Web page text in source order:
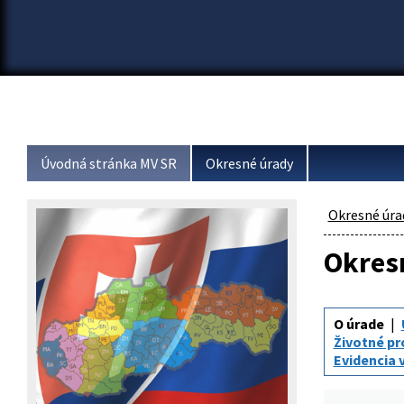
Úvodná stránka MV SR Okresné úrady
Okresné
O úrade
Životné
Evidencia